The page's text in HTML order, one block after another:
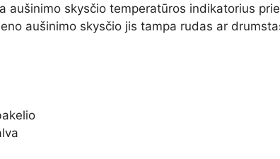
aušinimo skysčio temperatūros indikatorius
aušinimo skysčio jis tampa rudas ar